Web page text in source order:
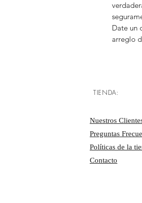
Date un
arreglo
TIENDA:
Nuestros
Preguntas
Políticas de la
Contacto